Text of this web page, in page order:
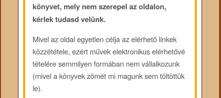
könyvet, mely nem szerepel az oldalon,
kérlek tudasd velünk.
Mivel az oldal egyetlen célja az elérhető linkek
közzététele, ezért művek elektronikus elérhetővé
tételére semmilyen formában nem vállalkozunk
(mivel a könyvek zömét mi magunk sem töltöttük
le).